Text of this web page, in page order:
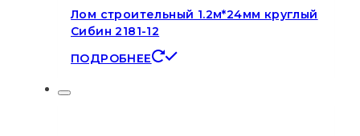
Лом строительный 1.2м*24мм круглый
Сибин 2181-12
ПОДРОБНЕЕ